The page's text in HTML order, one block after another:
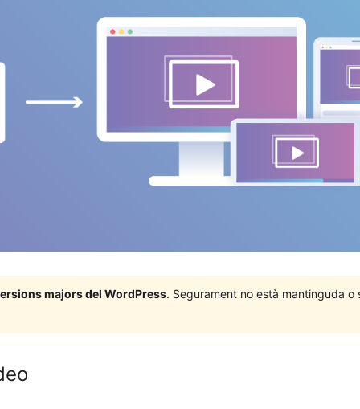
majors del WordPress. Segurament no està mantinguda